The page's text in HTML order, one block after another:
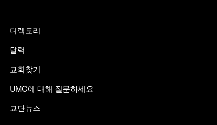
디렉토리
달력
교회찾기
UMC에 대해 질문하세요
교단뉴스